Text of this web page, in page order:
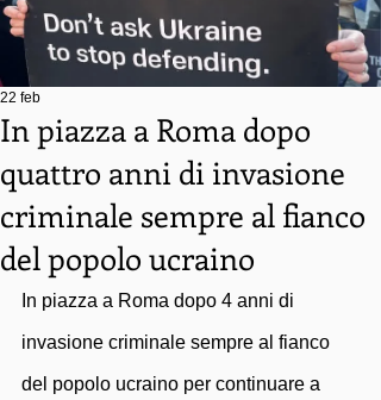
In piazza a Roma dopo
quattro anni di invasione
criminale sempre al fianco
del popolo ucraino
22 feb
In piazza a Roma dopo 4 anni di
invasione criminale sempre al fianco
del popolo ucraino per continuare a